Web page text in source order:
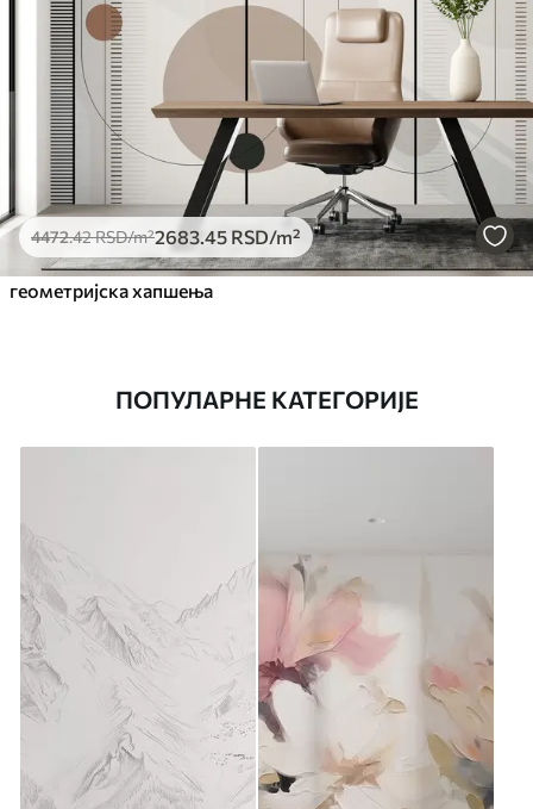
4472.42RSD/m²2683 .45 RSD/m²
геометријска хапшења
ПОПУЛАРНЕ КАТЕГОРИЈЕ